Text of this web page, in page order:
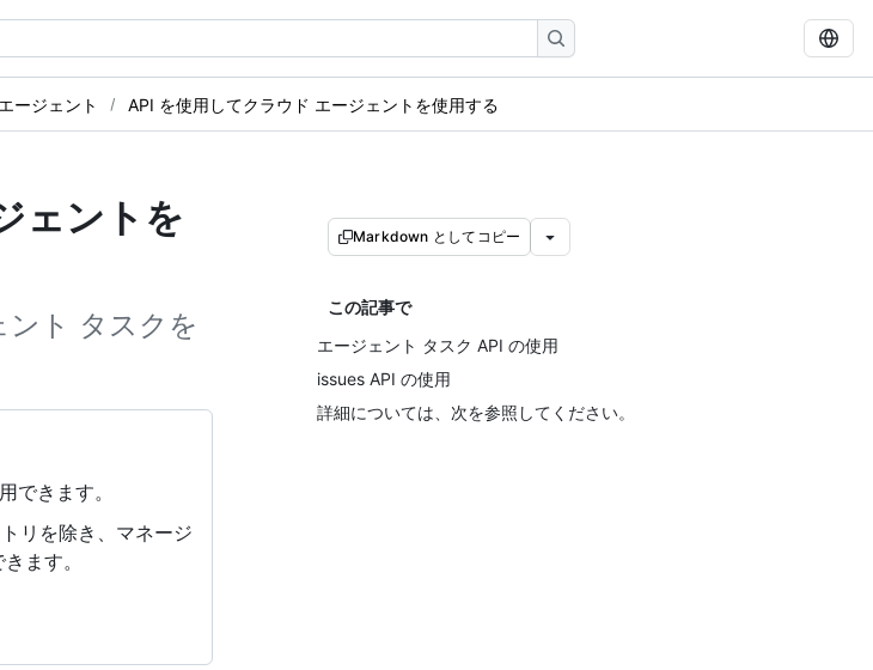
ージェント API を使用してクラウド エージェントを使用する
ェントを
ント タスクを
きます。
リを除き、マネージ
ます。
Markdown としてコピー
この記事で
エージェント タスク API の使用
issues API の使用
詳細については、次を参照してください。